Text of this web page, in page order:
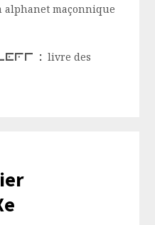
maçonnique
:livre des